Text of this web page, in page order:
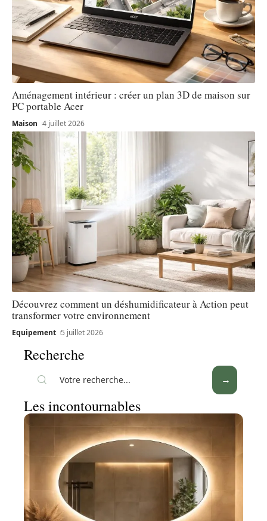
Aménagement intérieur : créer un plan 3D de maison sur
PC portable Acer
Maison 4 juillet 2026
Découvrez comment un déshumidificateur à Action peut
transformer votre environnement
Equipement 5 juillet 2026
Recherche
Les incontournables